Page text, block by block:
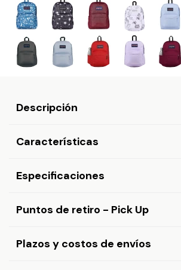
Descripción
Características
Especificaciones
Puntos de retiro - Pick Up
Plazos y costos de envíos